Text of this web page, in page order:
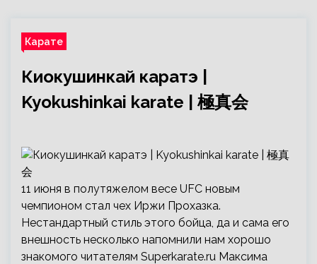
Карате
Киокушинкай каратэ |
Kyokushinkai karate | 極真会
11 июня в полутяжелом весе UFC новым
чемпионом стал чех Иржи Прохазка.
Нестандартный стиль этого бойца, да и сама его
внешность несколько напомнили нам хорошо
знакомого читателям Superkarate.ru Максима